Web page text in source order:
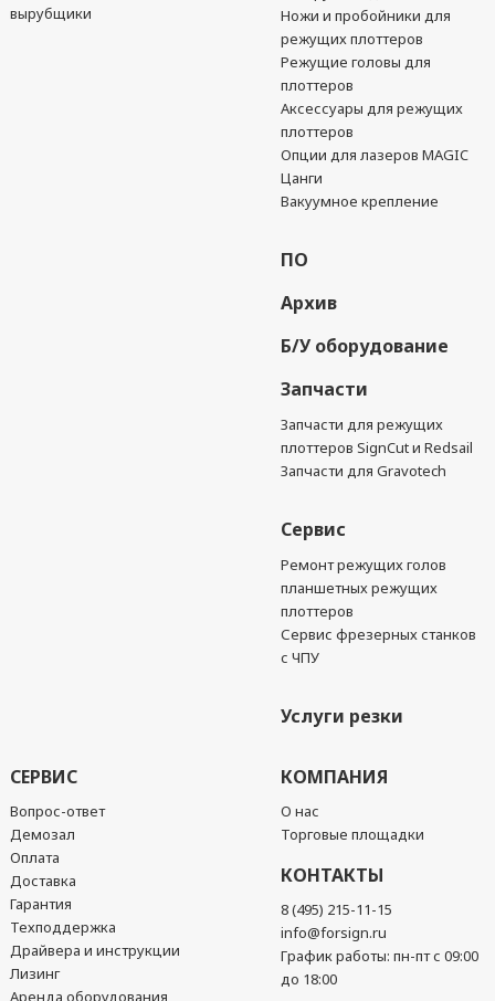
вырубщики
Ножи и пробойники для
режущих плоттеров
Режущие головы для
плоттеров
Аксессуары для режущих
плоттеров
Опции для лазеров MAGIC
Цанги
Вакуумное крепление
ПО
Архив
Б/У оборудование
Запчасти
Запчасти для режущих
плоттеров SignCut и Redsail
Запчасти для Gravotech
Сервис
Ремонт режущих голов
планшетных режущих
плоттеров
Сервис фрезерных станков
с ЧПУ
Услуги резки
СЕРВИС
Вопрос-ответ
Демозал
Оплата
Доставка
Гарантия
Техподдержка
Драйвера и инструкции
Лизинг
Аренда оборудования
КОМПАНИЯ
О нас
Торговые площадки
КОНТАКТЫ
8 (495) 215-11-15
info@forsign.ru
График работы: пн-пт с 09:00
до 18:00